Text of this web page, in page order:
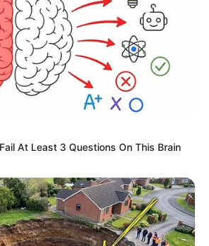
Novo Piso Nacional: A direção
da CONACS esclarece os
motivos da diferença entre os
textos das Portarias 2.109 e 1.971
uma
justo
AQUI!
At Least 3 Questions On This Brain